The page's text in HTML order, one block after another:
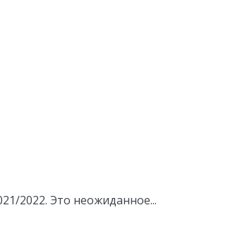
2022. Это неожиданное...